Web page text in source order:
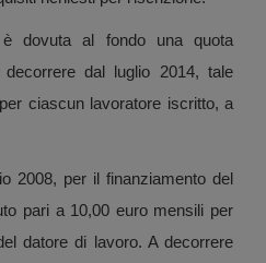
è dovuta al fondo una quota
dal luglio 2014, tale
ciascun lavoratore iscritto, a
2008, per il finanziamento del
pari a 10,00 euro mensili per
datore di lavoro. A decorrere